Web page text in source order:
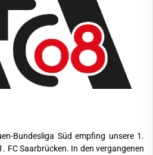
Bundesliga Süd empfing unsere 1.
FC Saarbrücken. In den vergangenen